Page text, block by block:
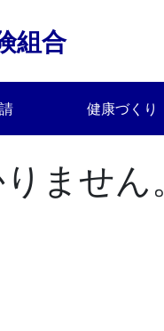
組合
健康づくり
ません。